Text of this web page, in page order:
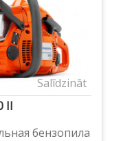
Salīdzināt
II
бензопила